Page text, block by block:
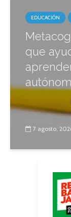
EDUCACIÓN
que
7 agosto,